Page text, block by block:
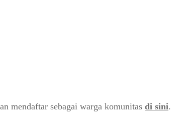
mendaftar sebagai warga komunitas di sini.